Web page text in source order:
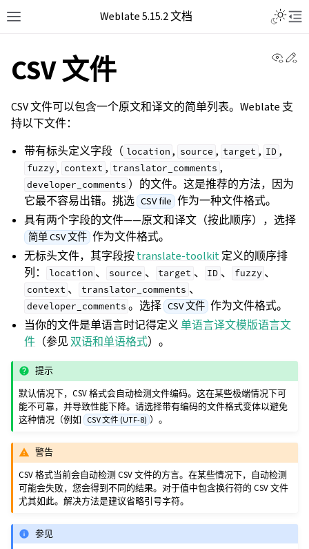
Weblate 5.15.2 文档
CSV 文件
CSV 文件可以包含一个原文和译文的简单列表。Weblate 支
持以下文件：
带有标头定义字段（ location , source , target , ID ,
fuzzy , context , translator_comments ,
developer_comments ）的文件。这是推荐的方法，因为
它最不容易出错。挑选 CSV file 作为一种文件格式。
具有两个字段的文件——原文和译文（按此顺序），选择
简单 CSV 文件 作为文件格式。
无标头文件，其字段按translate-toolkit定义的顺序排
列：
location 、 source 、 target 、 ID 、 fuzzy 、
context 、 translator_comments 、
developer_comments 。选择 CSV 文件 作为文件格式。
当你的文件是单语言时记得定义单语言译文模版语言文
件 （参见 双语和单语格式）。
提示
默认情况下，CSV 格式会自动检测文件编码。这在某些极端情况下可
能不可靠，并导致性能下降。请选择带有编码的文件格式变体以避免
这种情况（例如 CSV 文件 (UTF-8) ）。
警告
CSV 格式当前会自动检测 CSV 文件的方言。在某些情况下，自动检测
可能会失败，您会得到不同的结果。对于值中包含换行符的 CSV 文件
尤其如此。解决方法是建议省略引号字符。
参见